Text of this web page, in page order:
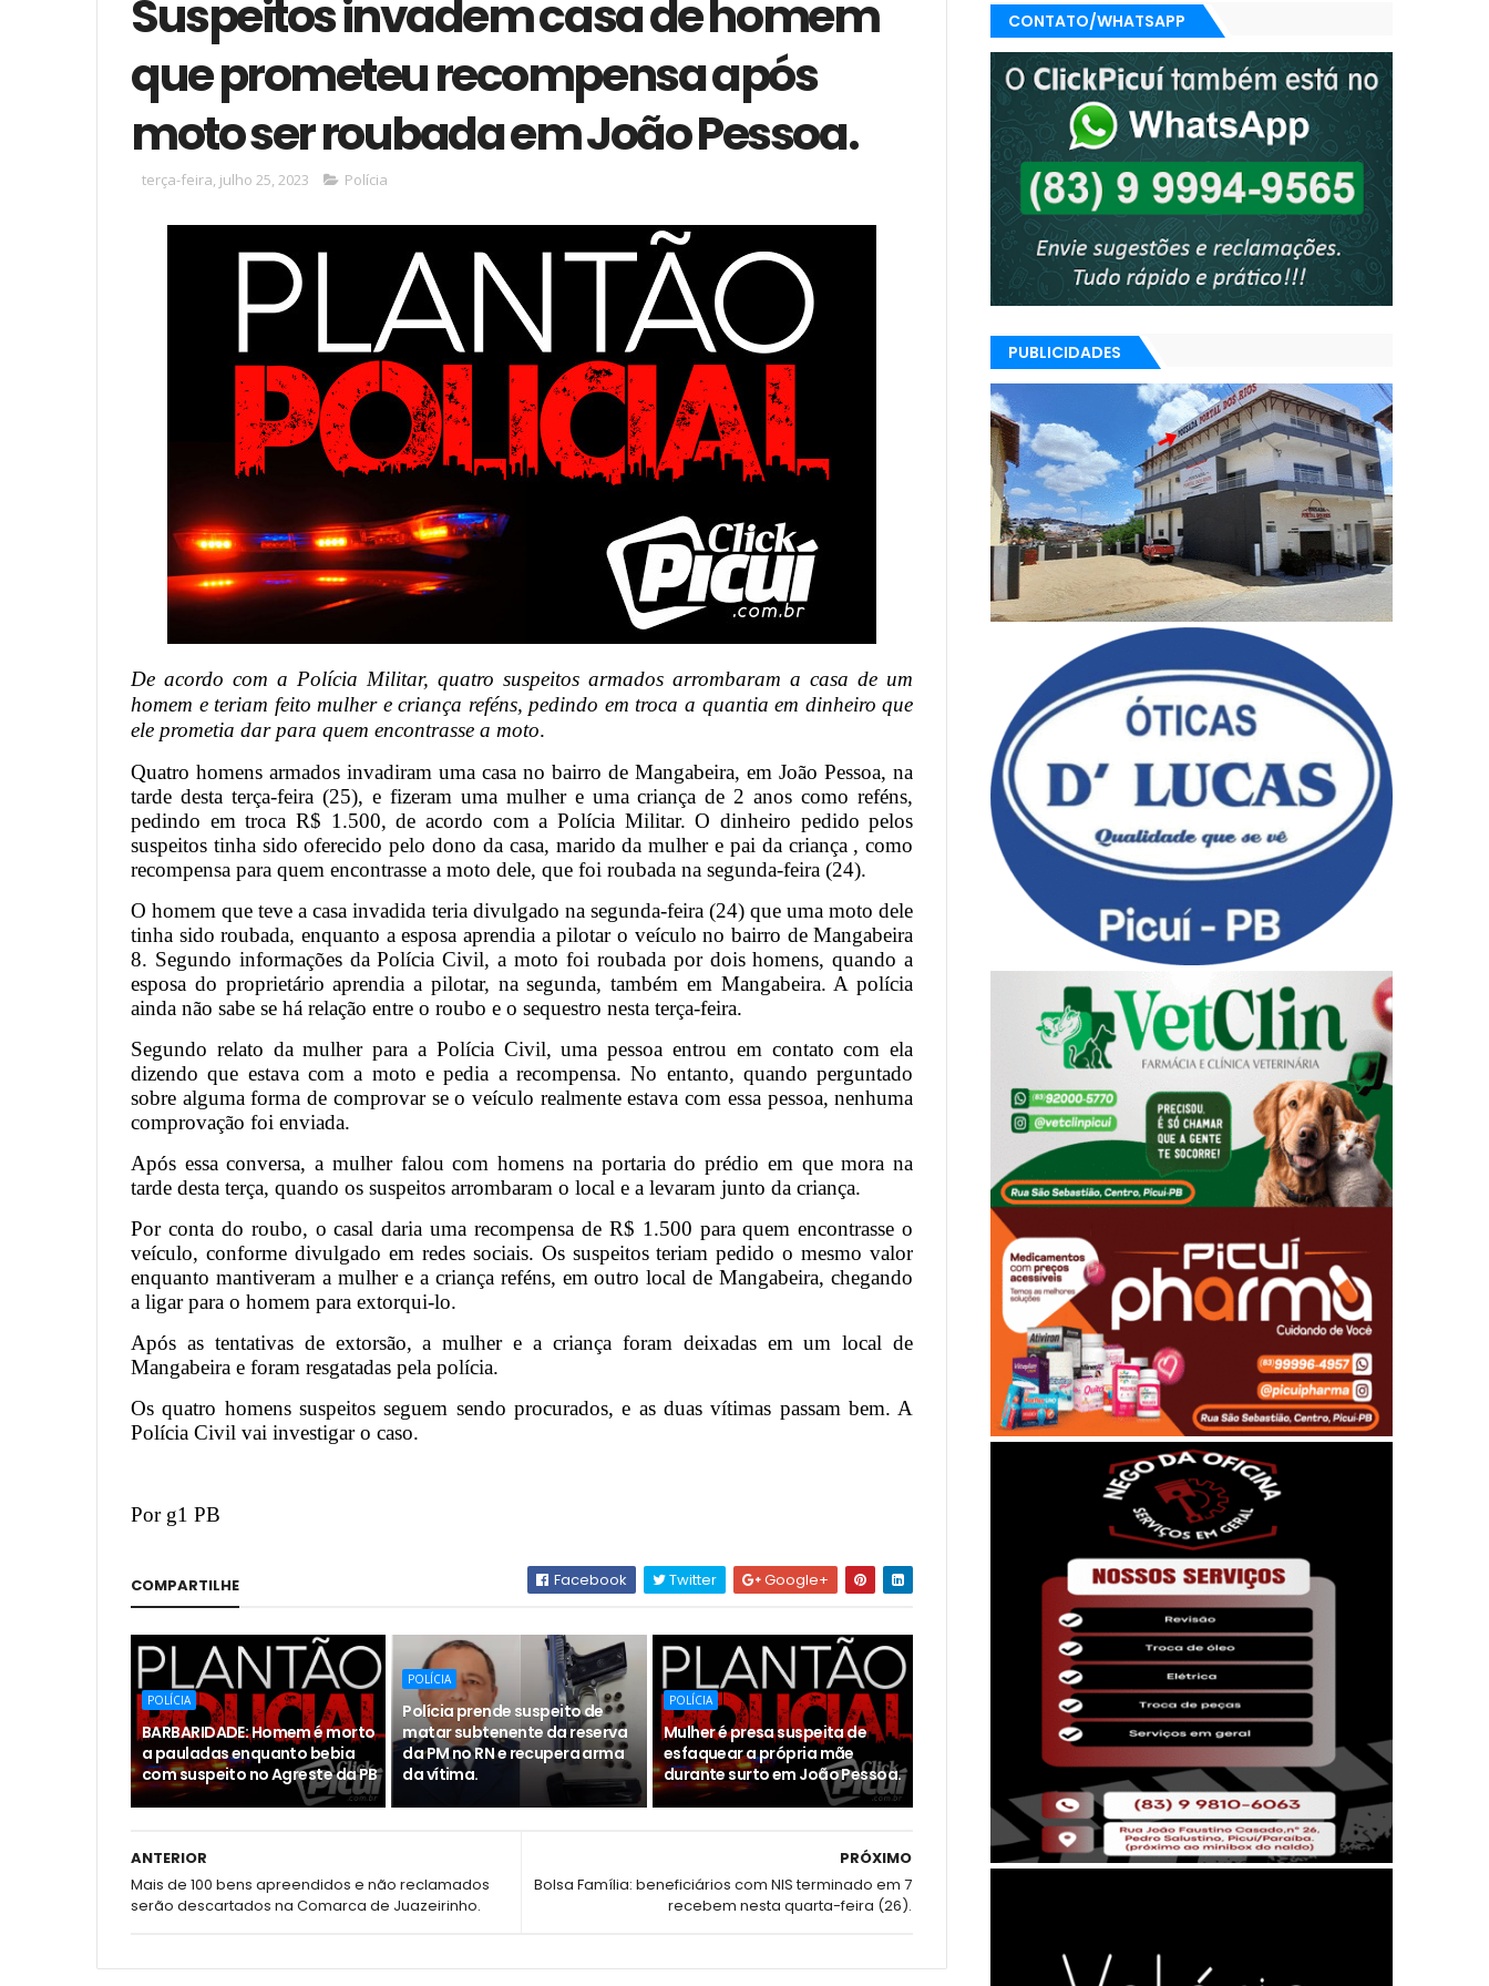
Suspeitos invadem casa de homem
que prometeu recompensa após
moto ser roubada em João Pessoa.
terça-feira, julho 25, 2023 Polícia
De acordo com a Polícia Militar, quatro suspeitos armados arrombaram a casa de um
homem e teriam feito mulher e criança reféns, pedindo em troca a quantia em dinheiro que
ele prometia dar para quem encontrasse a moto.
Quatro homens armados invadiram uma casa no bairro de Mangabeira, em João Pessoa, na
tarde desta terça-feira (25), e fizeram uma mulher e uma criança de 2 anos como reféns,
pedindo em troca R$ 1.500, de acordo com a Polícia Militar. O dinheiro pedido pelos
suspeitos tinha sido oferecido pelo dono da casa, marido da mulher e pai da criança , como
recompensa para quem encontrasse a moto dele, que foi roubada na segunda-feira (24).
O homem que teve a casa invadida teria divulgado na segunda-feira (24) que uma moto dele
tinha sido roubada, enquanto a esposa aprendia a pilotar o veículo no bairro de Mangabeira
8. Segundo informações da Polícia Civil, a moto foi roubada por dois homens, quando a
esposa do proprietário aprendia a pilotar, na segunda, também em Mangabeira. A polícia
ainda não sabe se há relação entre o roubo e o sequestro nesta terça-feira.
Segundo relato da mulher para a Polícia Civil, uma pessoa entrou em contato com ela
dizendo que estava com a moto e pedia a recompensa. No entanto, quando perguntado
sobre alguma forma de comprovar se o veículo realmente estava com essa pessoa, nenhuma
comprovação foi enviada.
Após essa conversa, a mulher falou com homens na portaria do prédio em que mora na
tarde desta terça, quando os suspeitos arrombaram o local e a levaram junto da criança.
Por conta do roubo, o casal daria uma recompensa de R$ 1.500 para quem encontrasse o
veículo, conforme divulgado em redes sociais. Os suspeitos teriam pedido o mesmo valor
enquanto mantiveram a mulher e a criança reféns, em outro local de Mangabeira, chegando
a ligar para o homem para extorqui-lo.
Após as tentativas de extorsão, a mulher e a criança foram deixadas em um local de
Mangabeira e foram resgatadas pela polícia.
Os quatro homens suspeitos seguem sendo procurados, e as duas vítimas passam bem. A
Polícia Civil vai investigar o caso.
Por g1 PB
COMPARTILHE Facebook Twitter Google+
POLÍCIA
BARBARIDADE: Homem é morto
a pauladas enquanto bebia
com suspeito no Agreste da PB
POLÍCIA
Polícia prende suspeito de
matar subtenente da reserva
da PM no RN e recupera arma
da vítima.
POLÍCIA
Mulher é presa suspeita de
esfaquear a própria mãe
durante surto em João Pessoa.
PRÓXIMO
Bolsa Família: beneficiários com NIS terminado em 7
recebem nesta quarta-feira (26).
ANTERIOR
Mais de 100 bens apreendidos e não reclamados
serão descartados na Comarca de Juazeirinho.
CONTATO/WHATSAPP
PUBLICIDADES